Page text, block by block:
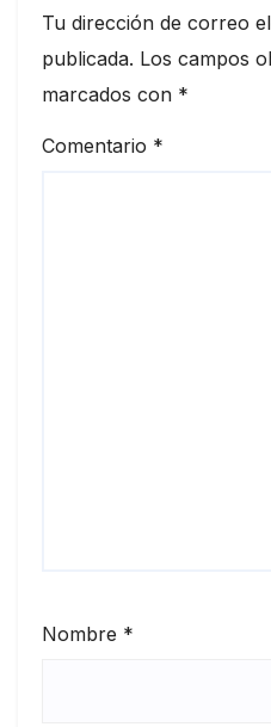
Tu dirección de correo
publicada. Los campos
marcados con *
Comentario *
Nombre *